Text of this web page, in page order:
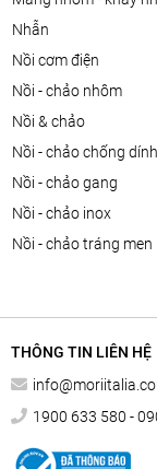
nhẫn
nồi cơm điện
nồi - chảo nhôm
nồi & chảo
nồi - chảo chống dính
nồi - chảo gang
nồi - chảo inox
nồi - chảo tráng men
THÔNG TIN LIÊN HỆ
1900 633 580 -